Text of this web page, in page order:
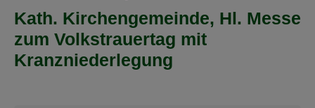
Kath. Kirchengemeinde, Hl. Messe
zum Volkstrauertag mit
Kranzniederlegung